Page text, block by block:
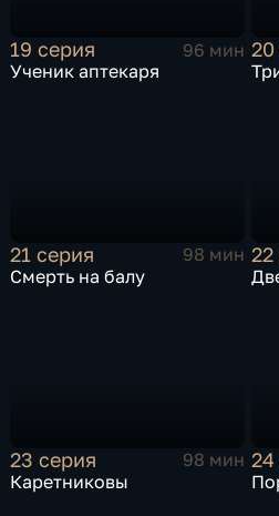
19 серия
96 мин
Ученик аптекаря
20
21 серия
98 мин
Смерть на балу
22
23 серия
98 мин
Каретниковы
24